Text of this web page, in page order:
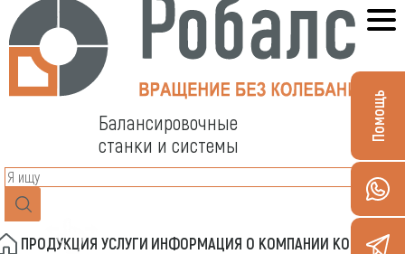
Балансировочные
станки и системы
ПРОДУКЦИЯ УСЛУГИ ИНФОРМАЦИЯ О КОМПАНИИ КОНТАКТЫ
Помощь